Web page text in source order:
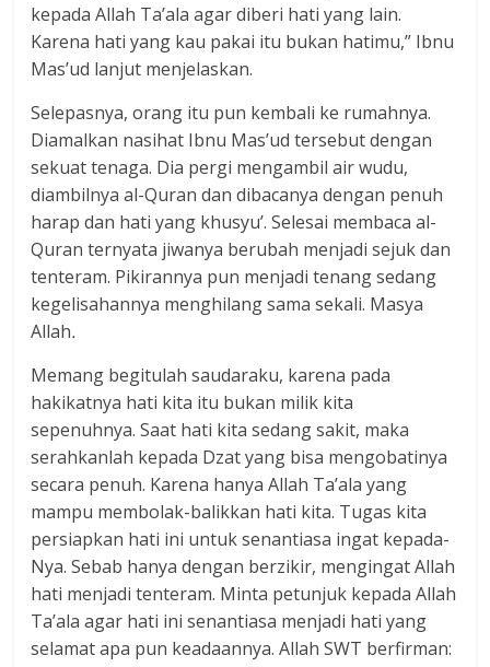
kepada Allah Ta’ala agar diberi hati yang lain.
Karena hati yang kau pakai itu bukan hatimu,” Ibnu
Mas’ud lanjut menjelaskan.
Selepasnya, orang itu pun kembali ke rumahnya.
Diamalkan nasihat Ibnu Mas’ud tersebut dengan
sekuat tenaga. Dia pergi mengambil air wudu,
diambilnya al-Quran dan dibacanya dengan penuh
harap dan hati yang khusyu’. Selesai membaca al-
Quran ternyata jiwanya berubah menjadi sejuk dan
tenteram. Pikirannya pun menjadi tenang sedang
kegelisahannya menghilang sama sekali. Masya
Allah.
Memang begitulah saudaraku, karena pada
hakikatnya hati kita itu bukan milik kita
sepenuhnya. Saat hati kita sedang sakit, maka
serahkanlah kepada Dzat yang bisa mengobatinya
secara penuh. Karena hanya Allah Ta’ala yang
mampu membolak-balikkan hati kita. Tugas kita
persiapkan hati ini untuk senantiasa ingat kepada-
Nya. Sebab hanya dengan berzikir, mengingat Allah
hati menjadi tenteram. Minta petunjuk kepada Allah
Ta’ala agar hati ini senantiasa menjadi hati yang
selamat apa pun keadaannya. Allah SWT berfirman: